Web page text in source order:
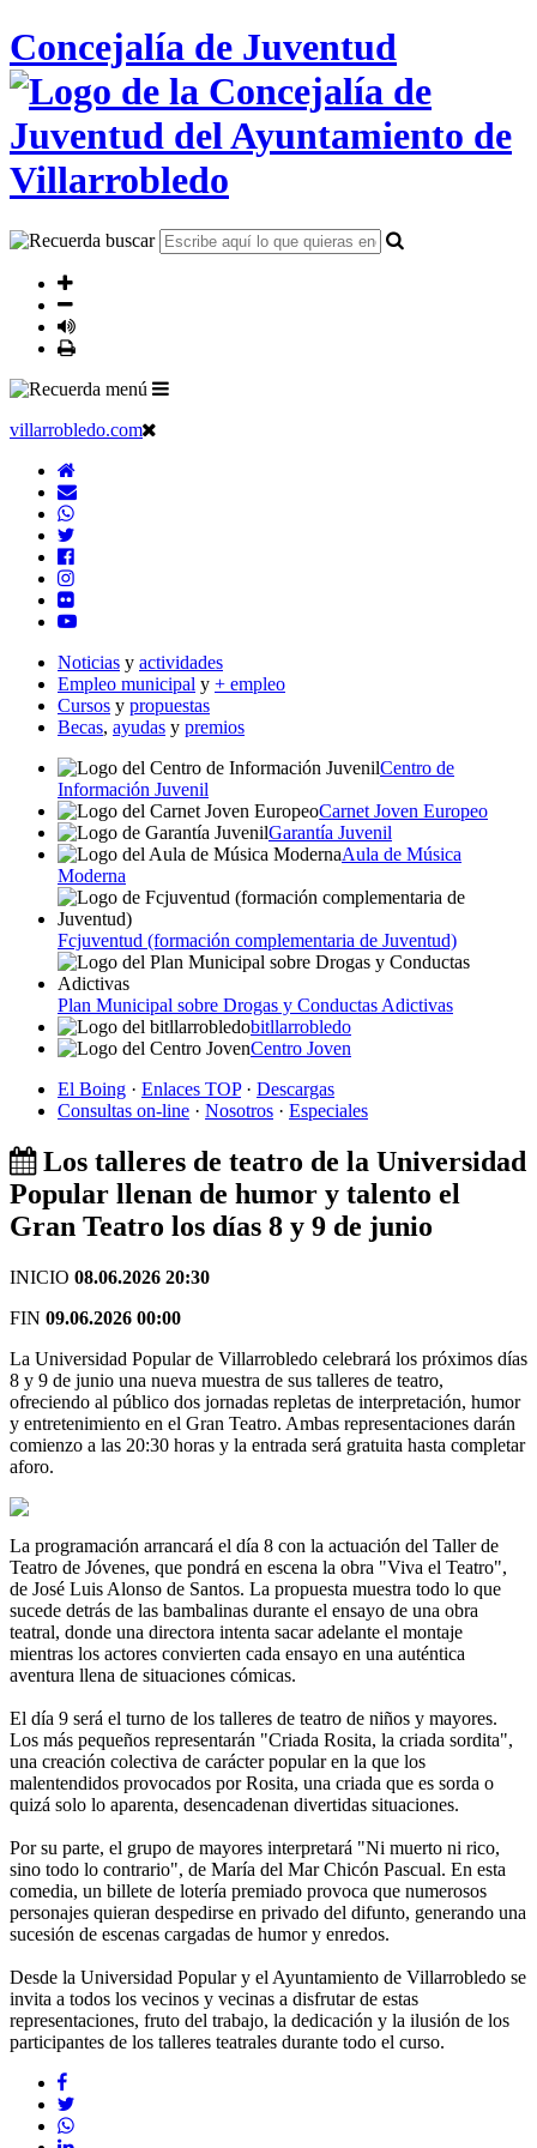
Concejalía de Juventud
villarrobledo.com
Noticias y actividades
Empleo municipal y + empleo
Cursos y propuestas
Becas, ayudas y premios
Centro de
Información Juvenil
Carnet Joven Europeo
Garantía Juvenil
Aula de Música
Moderna
Fcjuventud (formación complementaria de Juventud)
Plan Municipal sobre Drogas y Conductas Adictivas
bitllarrobledo
Centro Joven
El Boing · Enlaces TOP· Descargas
Consultas on-line · Nosotros · Especiales
Los talleres de teatro de la Universidad
Popular llenan de humor y talento el
Gran Teatro los días 8 y 9 de junio
INICIO 08.06.2026 20:30
FIN 09.06.2026 00:00
La Universidad Popular de Villarrobledo celebrará los próximos días
8 y 9 de junio una nueva muestra de sus talleres de teatro,
ofreciendo al público dos jornadas repletas de interpretación, humor
y entretenimiento en el Gran Teatro. Ambas representaciones darán
comienzo a las 20:30 horas y la entrada será gratuita hasta completar
aforo.
La programación arrancará el día 8 con la actuación del Taller de
Teatro de Jóvenes, que pondrá en escena la obra "Viva el Teatro",
de José Luis Alonso de Santos. La propuesta muestra todo lo que
sucede detrás de las bambalinas durante el ensayo de una obra
teatral, donde una directora intenta sacar adelante el montaje
mientras los actores convierten cada ensayo en una auténtica
aventura llena de situaciones cómicas.
El día 9 será el turno de los talleres de teatro de niños y mayores.
Los más pequeños representarán "Criada Rosita, la criada sordita",
una creación colectiva de carácter popular en la que los
malentendidos provocados por Rosita, una criada que es sorda o
quizá solo lo aparenta, desencadenan divertidas situaciones.
Por su parte, el grupo de mayores interpretará "Ni muerto ni rico,
sino todo lo contrario", de María del Mar Chicón Pascual. En esta
comedia, un billete de lotería premiado provoca que numerosos
personajes quieran despedirse en privado del difunto, generando una
sucesión de escenas cargadas de humor y enredos.
Desde la Universidad Popular y el Ayuntamiento de Villarrobledo se
invita a todos los vecinos y vecinas a disfrutar de estas
representaciones, fruto del trabajo, la dedicación y la ilusión de los
participantes de los talleres teatrales durante todo el curso.